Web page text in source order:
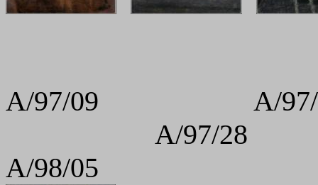
A/97/09 A/97/
A/97/
A/98/05